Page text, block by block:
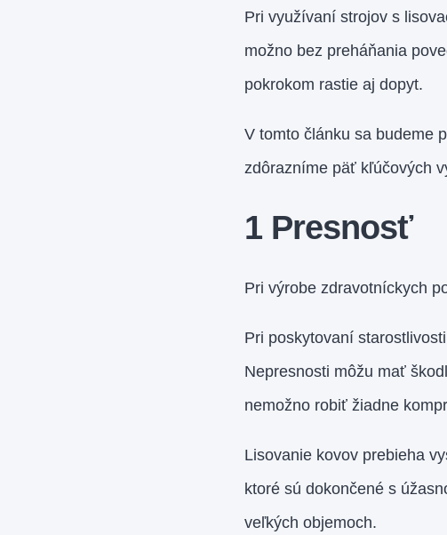
Pri využívaní strojov s
možno bez preháňania
pokrokom rastie aj dopyt.
V tomto článku sa budeme
zdôrazníme päť kľúčových
1 Presnosť
Pri výrobe zdravotníckych
Pri poskytovaní
Nepresnosti môžu mať
nemožno robiť žiadne
Lisovanie kovov prebieha
ktoré sú dokončené s
veľkých objemoch.